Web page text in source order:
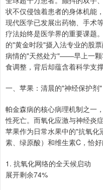
状不仅侵蚀着患者的身体机能
现代医学已发展出药物、手术
疗法始终是医学界的重要课题
的"黄金时段"摄入法专业的股
病情的"天然处方"——早上一颗
食调整，背后却蕴含着科学支
一、苹果：清晨的"神经保护剂
帕金森病的核心病理机制之一
性死亡。而氧化应激与神经炎
苹果作为日常水果中的"抗氧
素、绿原酸）和维生素C，恰
1. 抗氧化网络的全天候启动
展开剩余74%